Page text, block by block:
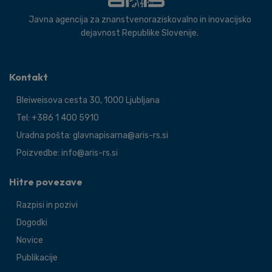
Javna agencija za znanstvenoraziskovalno in inovacijsko
dejavnost Republike Slovenije.
Kontakt
Bleiweisova cesta 30, 1000 Ljubljana
Tel: +386 1 400 5910
Uradna pošta: glavnapisarna@aris-rs.si
Poizvedbe: info@aris-rs.si
Hitre povezave
Razpisi in pozivi
Dogodki
Novice
Publikacije